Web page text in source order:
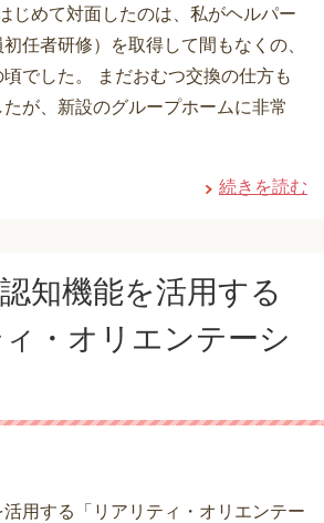
じめて対面したのは、私がヘルパー
任者研修）を取得して間もなくの、
でした。 まだおむつ交換の仕方も
が、新設のグループホームに非常
続きを読む
認知機能を活用する
ィ・オリエンテーシ
用する「リアリティ・オリエンテー